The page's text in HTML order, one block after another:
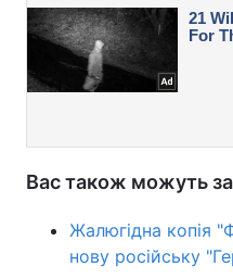
Вас також можуть
Жалюгідна копія
нову російську